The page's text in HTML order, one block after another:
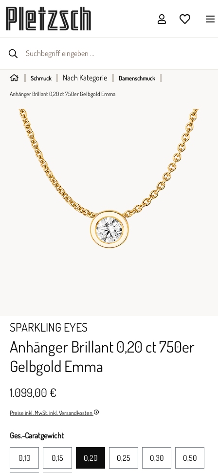
Schmuck Nach Kategorie Damenschmuck
Anhänger Brillant 0,20 ct 750er Gelbgold Emma
SPARKLING EYES
Anhänger Brillant 0,20 ct 750er
Gelbgold Emma
1.099,00 €
Preise inkl. MwSt. inkl. Versandkosten
Ges.-Caratgewicht
0,10 0,15 0,20 0,25 0,30 0,50